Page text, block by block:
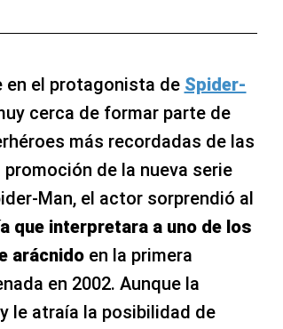
en el protagonista de Spider-
cerca de formar parte de
más recordadas de las
de la nueva serie
Man, el actor sorprendió al
que interpretara a uno de los
arácnidoen la primera
en 2002. Aunque la
le atraía la posibilidad de